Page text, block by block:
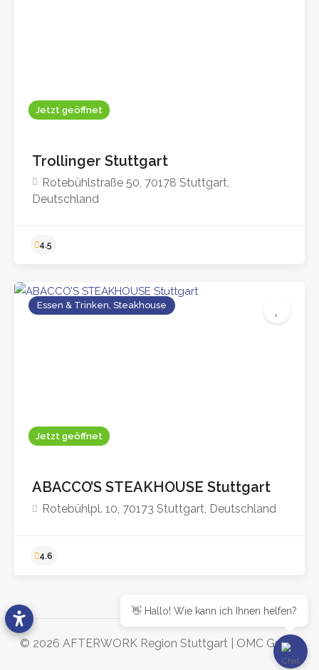
Jetzt geöffnet
Trollinger Stuttgart
Rotebühlstraße 50, 70178 Stuttgart,
Deutschland
4.5
Jetzt geöffnet
Essen & Trinken, Steakhouse
ABACCO’S STEAKHOUSE Stuttgart
Rotebühlpl. 10, 70173 Stuttgart, Deutschland
© 2026 AFTERWORK Region Stuttgart | OMC Group
👋 Hallo! Wie kann ich Ihnen helfen?